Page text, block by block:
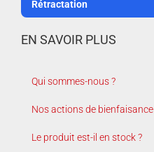
Rétractation
EN SAVOIR PLUS
Qui sommes-nous ?
Nos actions de bienfaisance
Le produit est-il en stock ?